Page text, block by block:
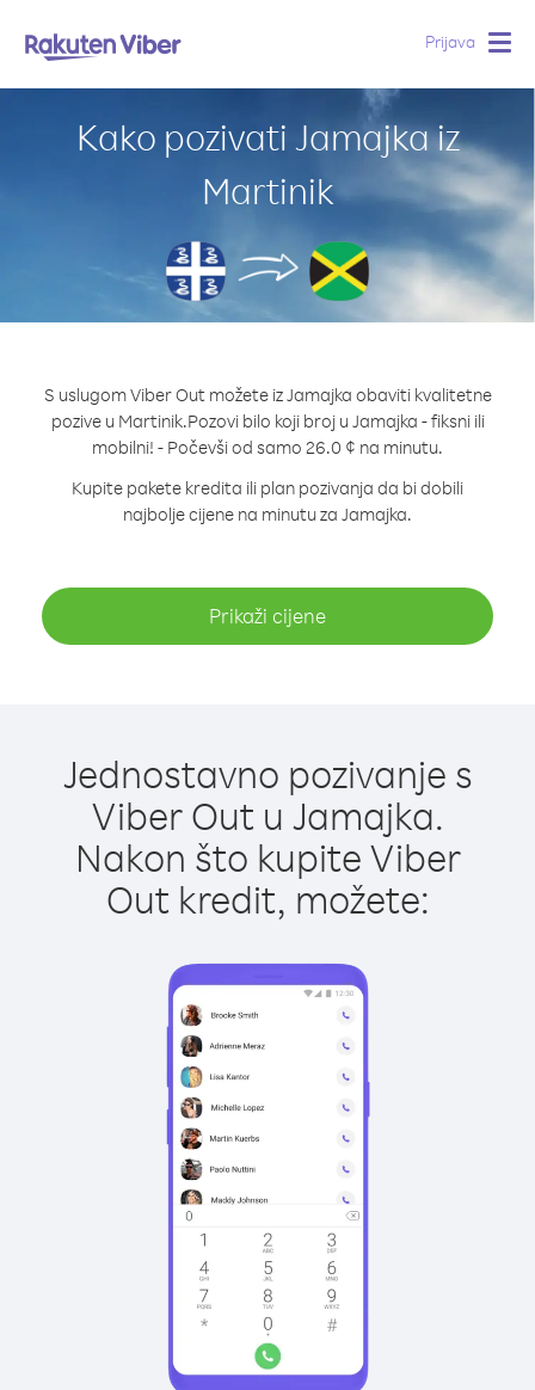
Prijava
Kako pozivati Jamajka iz
Martinik
S uslugom Viber Out možete iz Jamajka obaviti kvalitetne
pozive u Martinik.Pozovi bilo koji broj u Jamajka - fiksni ili
mobilni! - Počevši od samo 26.0 ¢ na minutu.
Kupite pakete kredita ili plan pozivanja da bi dobili
najbolje cijene na minutu za Jamajka.
Prikaži cijene
Jednostavno pozivanje s
Viber Out u Jamajka.
Nakon što kupite Viber
Out kredit, možete: